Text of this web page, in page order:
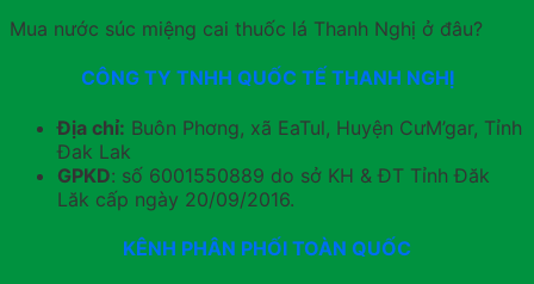
Mua nước súc miệng cai thuốc lá Thanh Nghị ở đâu?
CÔNG TY TNHH QUỐC TẾ THANH NGHỊ
Địa chỉ: Buôn Phơng, xã EaTul, Huyện CưM’gar, Tỉnh
Đak Lak
GPKD: số 6001550889 do sở KH & ĐT Tỉnh Đăk
Lăk cấp ngày 20/09/2016.
KÊNH PHÂN PHỐI TOÀN QUỐC